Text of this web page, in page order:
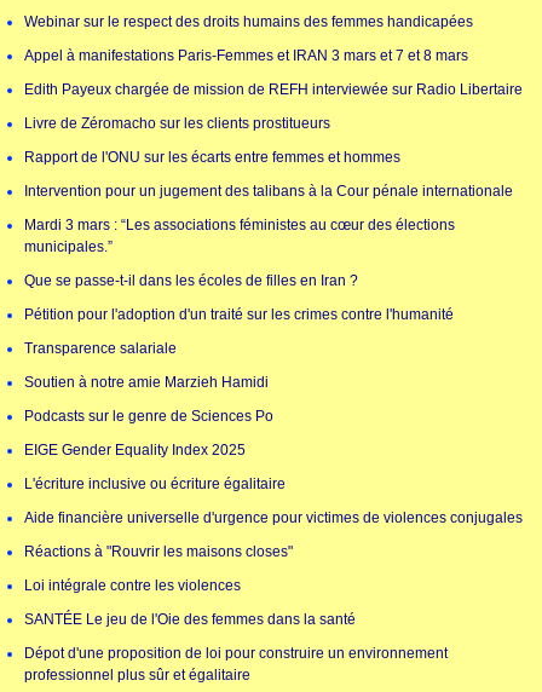
Webinar sur le respect des droits humains des femmes handicapées
Appel à manifestations Paris-Femmes et IRAN 3 mars et 7 et 8 mars
Edith Payeux chargée de mission de REFH interviewée sur Radio Libertaire
Livre de Zéromacho sur les clients prostitueurs
Rapport de l'ONU sur les écarts entre femmes et hommes
Intervention pour un jugement des talibans à la Cour pénale internationale
Mardi 3 mars : “Les associations féministes au cœur des élections
municipales.”
Que se passe-t-il dans les écoles de filles en Iran ?
Pétition pour l'adoption d'un traité sur les crimes contre l'humanité
Transparence salariale
Soutien à notre amie Marzieh Hamidi
Podcasts sur le genre de Sciences Po
EIGE Gender Equality Index 2025
L'écriture inclusive ou écriture égalitaire
Aide financière universelle d'urgence pour victimes de violences conjugales
Réactions à "Rouvrir les maisons closes"
Loi intégrale contre les violences
SANTÉE Le jeu de l'Oie des femmes dans la santé
Dépot d'une proposition de loi pour construire un environnement
professionnel plus sûr et égalitaire